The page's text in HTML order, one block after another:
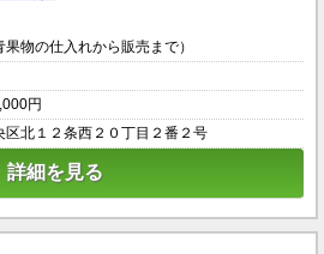
物の仕入れから販売まで）
円
区北１２条西２０丁目２番２号
詳細を見る